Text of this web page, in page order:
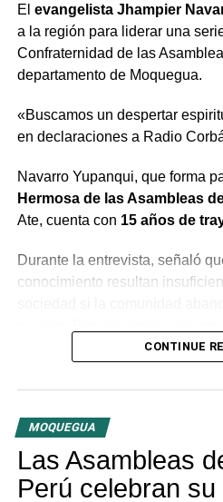
El evangelista Jhampier
a la región para liderar una
Confraternidad de las
departamento de Moquegua.
«Buscamos un despertar
en declaraciones a Radio
Navarro Yupanqui, que forma
Hermosa de las Asambleas
Ate, cuenta con 15 años de
Durante la entrevista, señaló
conocimiento resultan
conjunto bajo la guía del
las distintas congregaciones
tres provincias del
CONTINUE
MOQUEGUA
Las Asambleas
Perú celebran su